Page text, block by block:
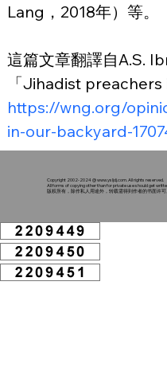
Lang，2018年）等。
這篇文章翻譯自A.S.
「Jihadist
https://wng.org/
in-our-backyard-
Copyright 2002-2024 @www.ysljdj.com. All rights reserved.
All forms of copying other than for private use should get
版权所有，除作私人用途外，转载需得到作者的书面许可